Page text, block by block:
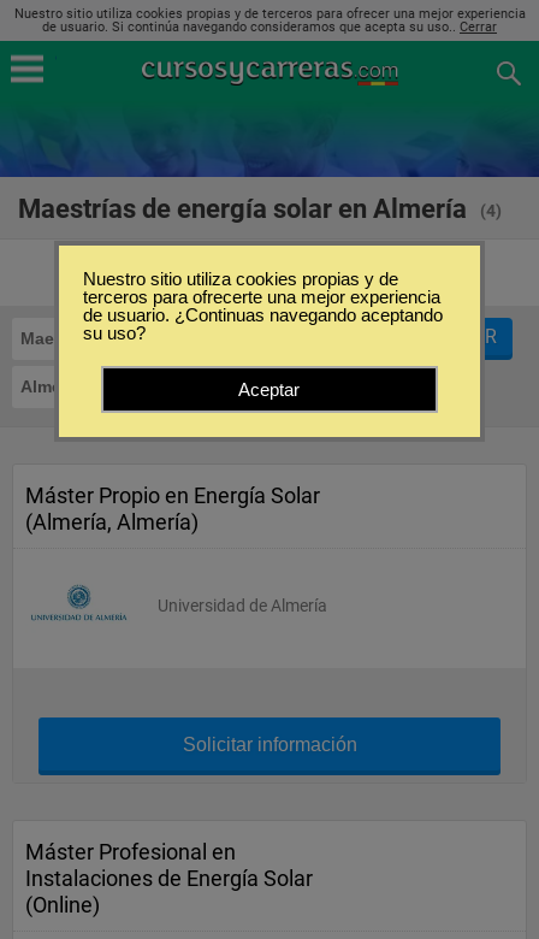
Nuestro sitio utiliza cookies propias y de terceros para ofrecer una mejor experiencia
de usuario. Si continúa navegando consideramos que acepta su uso.. Cerrar
Maestrías de energía solar en Almería (4)
Maestrías
Almería
FILTRAR
Máster Propio en Energía Solar
(Almería, Almería)
Universidad de Almería
Solicitar información
Máster Profesional en
Instalaciones de Energía Solar
(Online)
Nuestro sitio utiliza cookies propias y de
terceros para ofrecerte una mejor experiencia
de usuario. ¿Continuas navegando aceptando
su uso?
Aceptar